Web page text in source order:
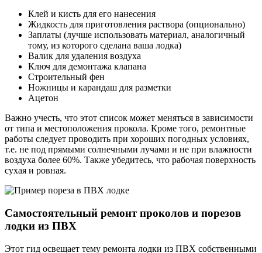
Клей и кисть для его нанесения
Жидкость для приготовления раствора (опционально)
Заплаты (лучше использовать материал, аналогичный
тому, из которого сделана ваша лодка)
Валик для удаления воздуха
Ключ для демонтажа клапана
Строительный фен
Ножницы и карандаш для разметки
Ацетон
Важно учесть, что этот список может меняться в зависимости
от типа и местоположения прокола. Кроме того, ремонтные
работы следует проводить при хороших погодных условиях,
т.е. не под прямыми солнечными лучами и не при влажности
воздуха более 60%. Также убедитесь, что рабочая поверхность
сухая и ровная.
Самостоятельный ремонт проколов и порезов
лодки из ПВХ
Этот гид освещает тему ремонта лодки из ПВХ собственными